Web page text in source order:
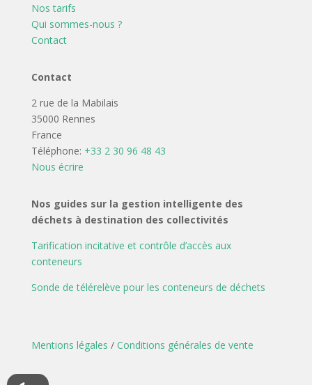
Nos tarifs
Qui sommes-nous ?
Contact
Contact
2 rue de la Mabilais
35000 Rennes
France
Téléphone: +33 2 30 96 48 43
Nous écrire
Nos guides sur la gestion intelligente des
déchets à destination des collectivités
Tarification incitative et contrôle d’accès aux
conteneurs
Sonde de télérelève pour les conteneurs de déchets
Mentions légales / Conditions générales de vente